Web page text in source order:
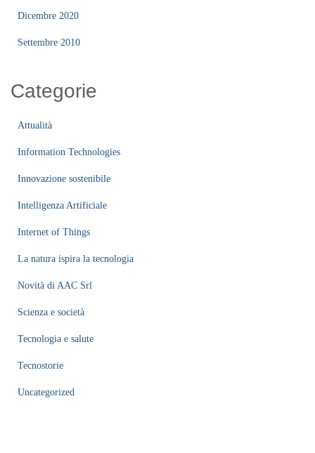
Dicembre 2020
Settembre 2010
Categorie
Attualità
Information Technologies
Innovazione sostenibile
Intelligenza Artificiale
Internet of Things
La natura ispira la tecnologia
Novità di AAC Srl
Scienza e società
Tecnologia e salute
Tecnostorie
Uncategorized